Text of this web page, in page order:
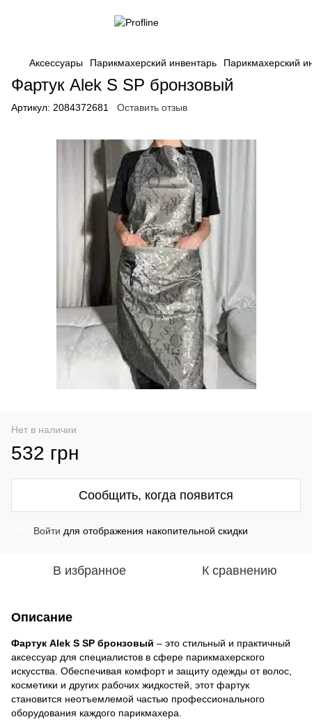
Аксессуары Парикмахерский инвентарь Парикмахерский
Фартук Alek S SP бронзовый
Артикул: 2084372681 Оставить отзыв
Нет в наличии
532 грн
Сообщить, когда появится
Войти для отображения накопительной скидки
В избранное К сравнению
Описание
Фартук Alek S SP бронзовый – это стильный и практичный
аксессуар для специалистов в сфере парикмахерского
искусства. Обеспечивая комфорт и защиту одежды от волос,
косметики и других рабочих жидкостей, этот фартук
становится неотъемлемой частью профессионального
оборудования каждого парикмахера.